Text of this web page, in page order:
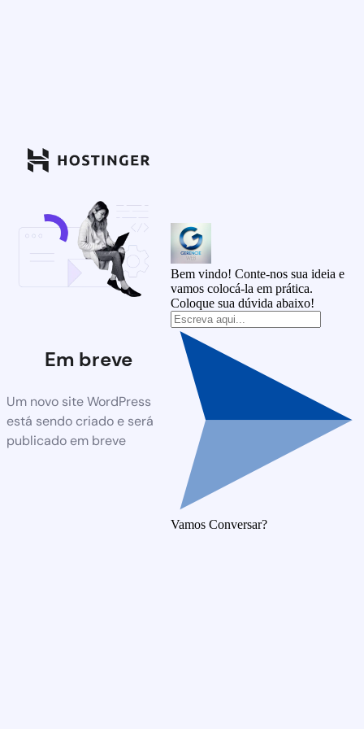
Em breve
Um novo site WordPress
está sendo criado e será
publicado em breve
Bem vindo! Conte-nos sua ideia e
vamos colocá-la em prática.
Coloque sua dúvida abaixo!
Vamos Conversar?